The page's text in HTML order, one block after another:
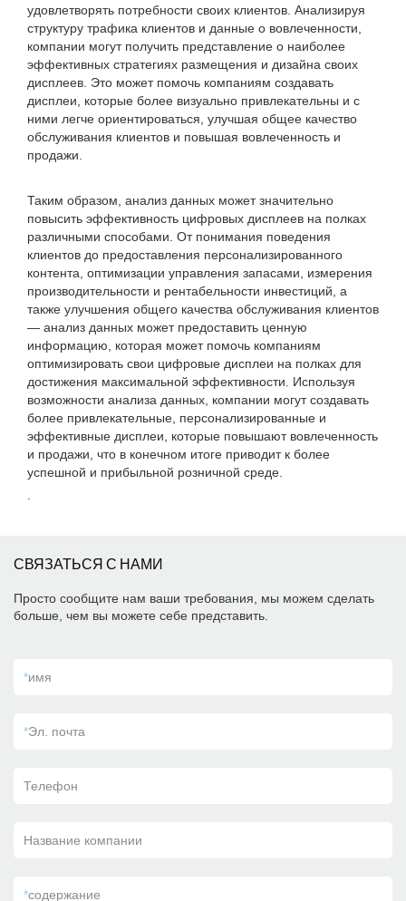
удовлетворять потребности своих клиентов. Анализируя
структуру трафика клиентов и данные о вовлеченности,
компании могут получить представление о наиболее
эффективных стратегиях размещения и дизайна своих
дисплеев. Это может помочь компаниям создавать
дисплеи, которые более визуально привлекательны и с
ними легче ориентироваться, улучшая общее качество
обслуживания клиентов и повышая вовлеченность и
продажи.
Таким образом, анализ данных может значительно
повысить эффективность цифровых дисплеев на полках
различными способами. От понимания поведения
клиентов до предоставления персонализированного
контента, оптимизации управления запасами, измерения
производительности и рентабельности инвестиций, а
также улучшения общего качества обслуживания клиентов
— анализ данных может предоставить ценную
информацию, которая может помочь компаниям
оптимизировать свои цифровые дисплеи на полках для
достижения максимальной эффективности. Используя
возможности анализа данных, компании могут создавать
более привлекательные, персонализированные и
эффективные дисплеи, которые повышают вовлеченность
и продажи, что в конечном итоге приводит к более
успешной и прибыльной розничной среде.
СВЯЗАТЬСЯ С НАМИ
Просто сообщите нам ваши требования, мы можем сделать
больше, чем вы можете себе представить.
*имя
*Эл. почта
Телефон
Название компании
*содержание